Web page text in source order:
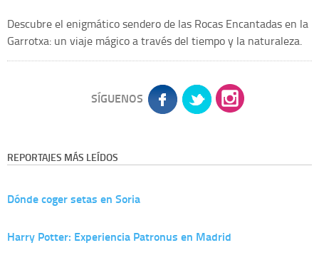
Descubre el enigmático sendero de las Rocas Encantadas en la
Garrotxa: un viaje mágico a través del tiempo y la naturaleza.
SÍGUENOS
REPORTAJES MÁS LEÍDOS
Dónde coger setas en Soria
Harry Potter: Experiencia Patronus en Madrid